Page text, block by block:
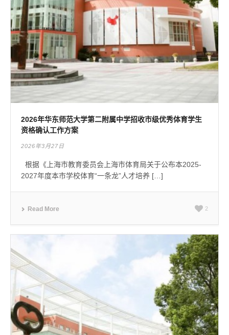
2026年华东师范大学第二附属中学招收市级优秀体育学生
资格确认工作方案
2026年3月27日
根据《上海市教育委员会上海市体育局关于公布本2025-
2027年度本市学校体育“一条龙”人才培养 […]
Read More 2